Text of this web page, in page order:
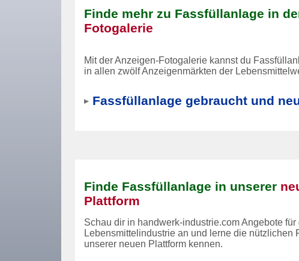
Finde mehr zu Fassfüllanlage in
Fotogalerie
Mit der Anzeigen-Fotogalerie kannst du
in allen zwölf Anzeigenmärkten der
Fassfüllanlage gebraucht und
Finde Fassfüllanlage in unserer
Plattform
Schau dir in handwerk-industrie.com Angebote für
Lebensmittelindustrie an und lerne die nützlichen
unserer neuen Plattform kennen.